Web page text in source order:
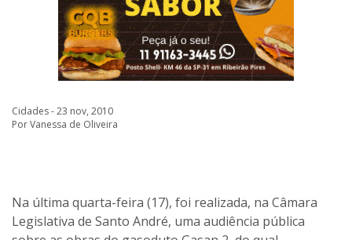
Cidades - 23 nov, 2010
Por Vanessa de Oliveira
Na última quarta-feira (17), foi realizada, na Câmara
Legislativa de Santo André, uma audiência pública